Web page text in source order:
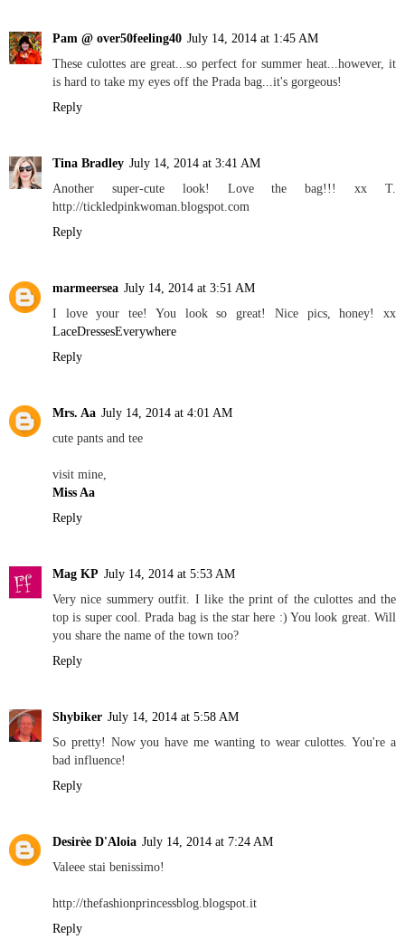
Pam @ over50feeling40 July 14, 2014 at 1:45 AM
These culottes are great...so perfect for summer heat...however, it
is hard to take my eyes off the Prada bag...it's gorgeous!
Reply
Tina Bradley July 14, 2014 at 3:41 AM
Another super-cute look! Love the bag!!! xx T.
http://tickledpinkwoman.blogspot.com
Reply
marmeersea July 14, 2014 at 3:51 AM
I love your tee! You look so great! Nice pics, honey! xx
LaceDressesEverywhere
Reply
Mrs. Aa July 14, 2014 at 4:01 AM
cute pants and tee
visit mine,
Miss Aa
Reply
Mag KP July 14, 2014 at 5:53 AM
Very nice summery outfit. I like the print of the culottes and the
top is super cool. Prada bag is the star here :) You look great. Will
you share the name of the town too?
Reply
Shybiker July 14, 2014 at 5:58 AM
So pretty! Now you have me wanting to wear culottes. You're a
bad influence!
Reply
Desirèe D'Aloia July 14, 2014 at 7:24 AM
Valeee stai benissimo!
http://thefashionprincessblog.blogspot.it
Reply